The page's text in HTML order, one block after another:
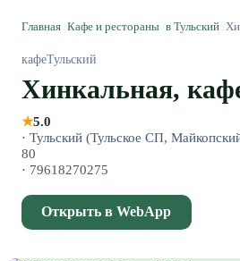
Главная Кафе и рестораны в Тульский
кафеТульский
Хинкальная,
★5.0
· Тульский (Тульское СП,
80
· 79618270275
Открыть в WebApp